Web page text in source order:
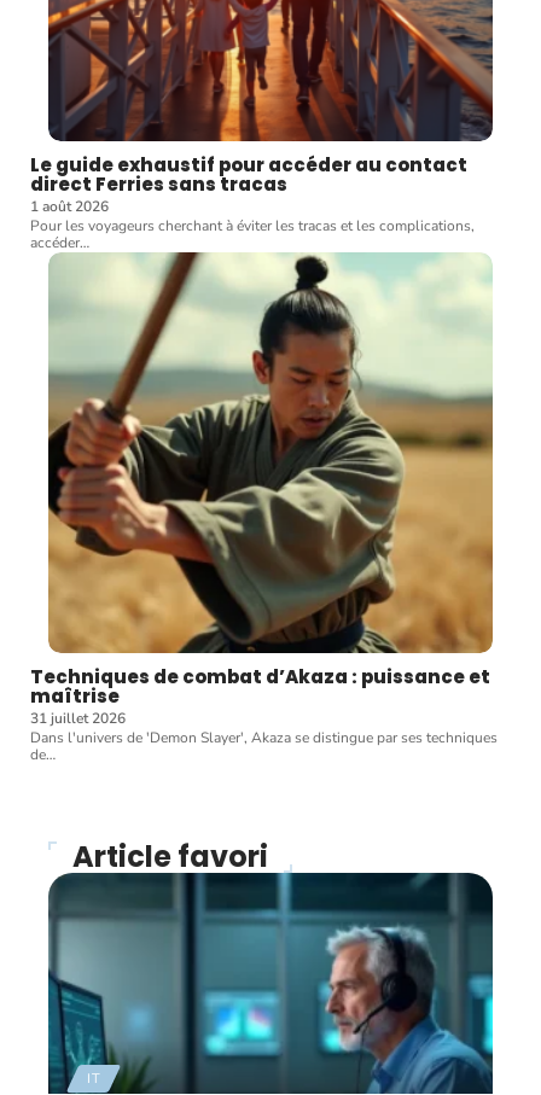
Le guide exhaustif pour accéder au contact
direct Ferries sans tracas
1 août 2026
Pour les voyageurs cherchant à éviter les tracas et les complications,
accéder…
Techniques de combat d’Akaza : puissance et
maîtrise
31 juillet 2026
Dans l'univers de 'Demon Slayer', Akaza se distingue par ses techniques
de…
Article favori
IT